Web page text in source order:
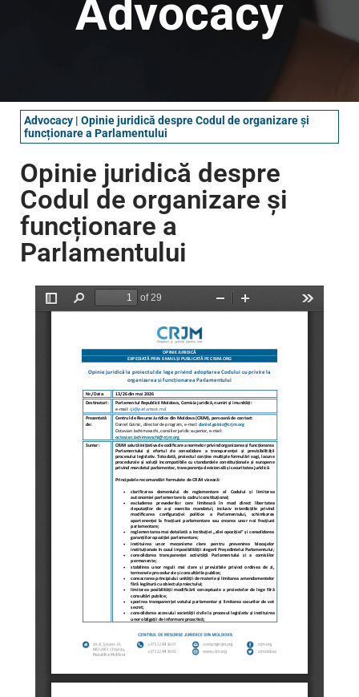
Advocacy
Advocacy | Opinie juridică despre Codul de organizare și
funcționare a Parlamentului
Opinie juridică despre
Codul de organizare și
funcționare a
Parlamentului